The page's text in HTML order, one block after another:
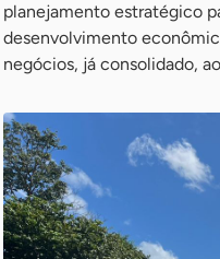
planejamento estratégico
desenvolvimento
negócios, já consolidado,